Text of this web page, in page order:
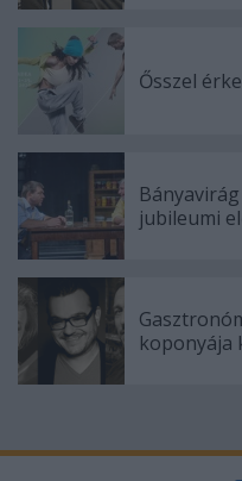
Ősszel
jubileumi
koponyája